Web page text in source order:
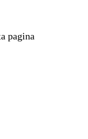
pagina